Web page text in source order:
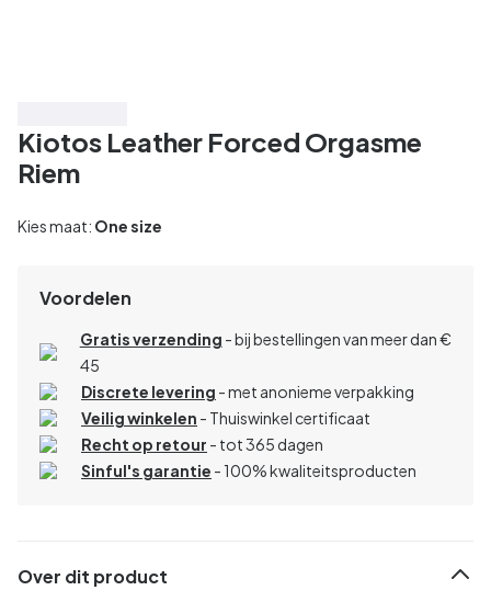
Kiotos Leather Forced Orgasme
Riem
Kies maat: One size
Voordelen
Gratis verzending - bij bestellingen van meer dan €
45
Discrete levering - met anonieme verpakking
Veilig winkelen - Thuiswinkel certificaat
Recht op retour - tot 365 dagen
Sinful's garantie - 100% kwaliteitsproducten
Over dit product